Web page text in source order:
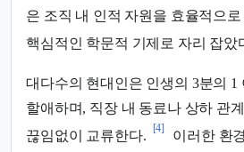
은 조직 내 인적 자원을 효율적으
핵심적인 학문적 기제로 자리 잡았
대다수의 현대인은 인생의 3분의 1
할애하며, 직장 내 동료나 상하 관
끊임없이 교류한다.
[4]
이러한 환